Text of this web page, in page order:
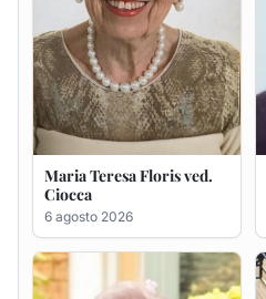
Giovanna Ponsanu Ved.
Decandia
5 agosto 2026